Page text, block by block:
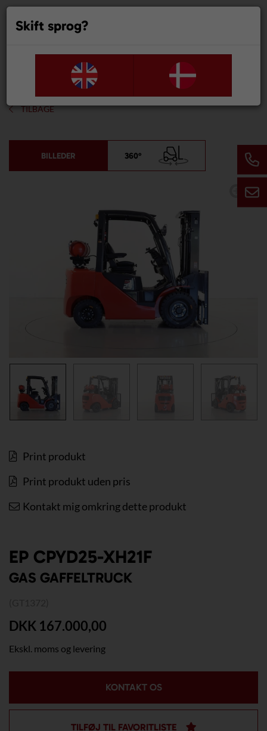
TILBAGE
BILLEDER 360°

Print produkt
Print produkt uden pris
Kontakt mig omkring dette produkt
EP CPYD25-XH21F
GAS GAFFELTRUCK
DKK 167.000,00
Ekskl. moms og levering
KONTAKT OS
TILFØJ TIL FAVORITLISTE
Skift sprog?